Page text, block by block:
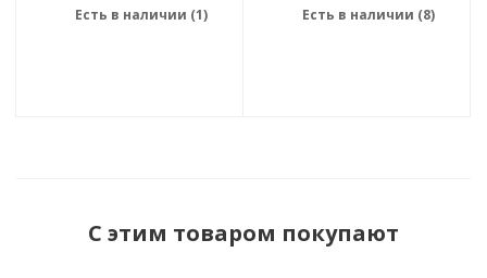
Есть в наличии (1) Есть в наличии (8)
С этим товаром покупают